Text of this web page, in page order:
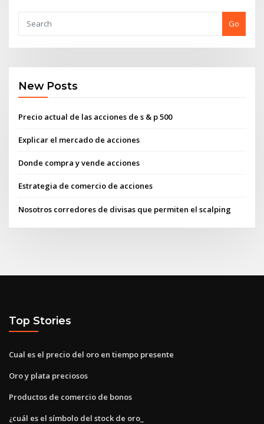
Go
New Posts
Precio actual de las acciones de s & p 500
Explicar el mercado de acciones
Donde compra y vende acciones
Estrategia de comercio de acciones
Nosotros corredores de divisas que permiten el scalping
Top Stories
Cual es el precio del oro en tiempo presente
Oro y plata preciosos
Productos de comercio de bonos
¿cuál es el símbolo del stock de oro_